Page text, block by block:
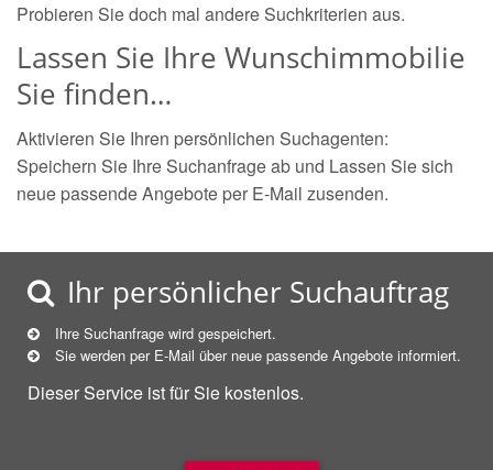
Probieren Sie doch mal andere Suchkriterien aus.
Lassen Sie Ihre Wunschimmobilie
Sie finden…
Aktivieren Sie Ihren persönlichen Suchagenten:
Speichern Sie Ihre Suchanfrage ab und Lassen Sie sich
neue passende Angebote per E-Mail zusenden.
Ihr persönlicher Suchauftrag
Ihre Suchanfrage wird gespeichert.
Sie werden per E-Mail über neue passende Angebote informiert.
Dieser Service ist für Sie kostenlos.